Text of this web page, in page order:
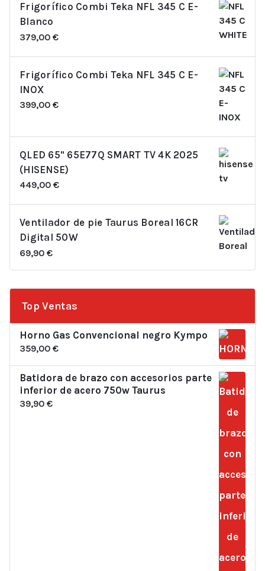
Frigorífico Combi Teka NFL 345 C E-
Blanco
379,00 €
Frigorífico Combi Teka NFL 345 C E-
INOX
399,00 €
QLED 65" 65E77Q SMART TV 4K 2025
(HISENSE)
449,00 €
Ventilador de pie Taurus Boreal 16CR
Digital 50W
69,90 €
Top Ventas
Horno Gas Convencional negro Kympo
359,00 €
Batidora de brazo con accesorios parte
inferior de acero 750w Taurus
39,90 €